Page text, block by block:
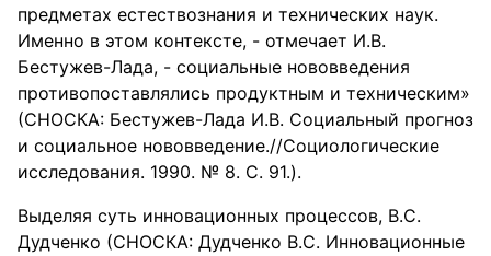
предметах естествознания и технических наук.
Именно в этом контексте, - отмечает И.В.
Бестужев-Лада, - социальные нововведения
противопоставлялись продуктным и техническим»
(СНОСКА: Бестужев-Лада И.В. Социальный прогноз
и социальное нововведение.//Социологические
исследования. 1990. № 8. С. 91.).
Выделяя суть инновационных процессов, B.C.
Дудченко (СНОСКА: Дудченко B.C. Инновационные